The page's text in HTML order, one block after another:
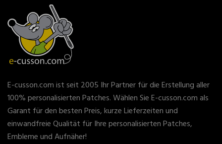
E-cusson.com ist seit 2005 Ihr Partner für die Erstellung aller
100% personalisierten Patches. Wählen Sie E-cusson.com als
Garant für den besten Preis, kurze Lieferzeiten und
einwandfreie Qualität für Ihre personalisierten Patches,
Embleme und Aufnäher!